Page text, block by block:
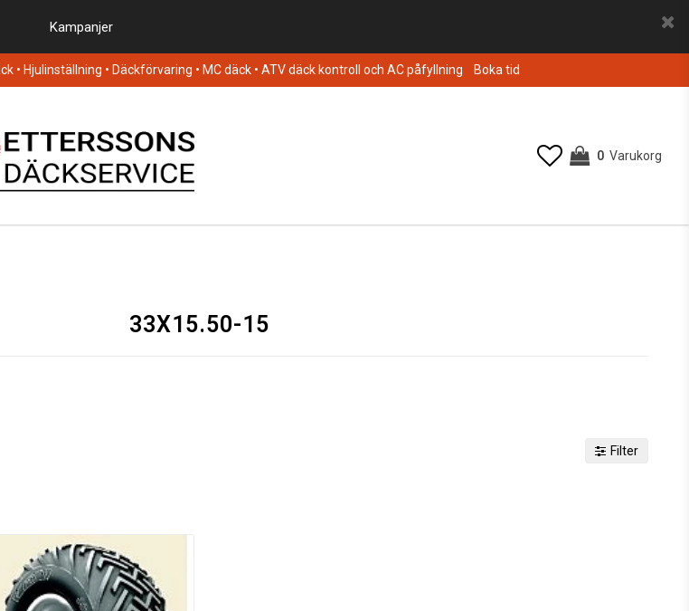
Kampanjer
• Hjulinställning • Däckförvaring • MC däck • ATV däck kontroll och AC påfyllning Boka tid
0 Varukorg
33X15.50-15
Filter